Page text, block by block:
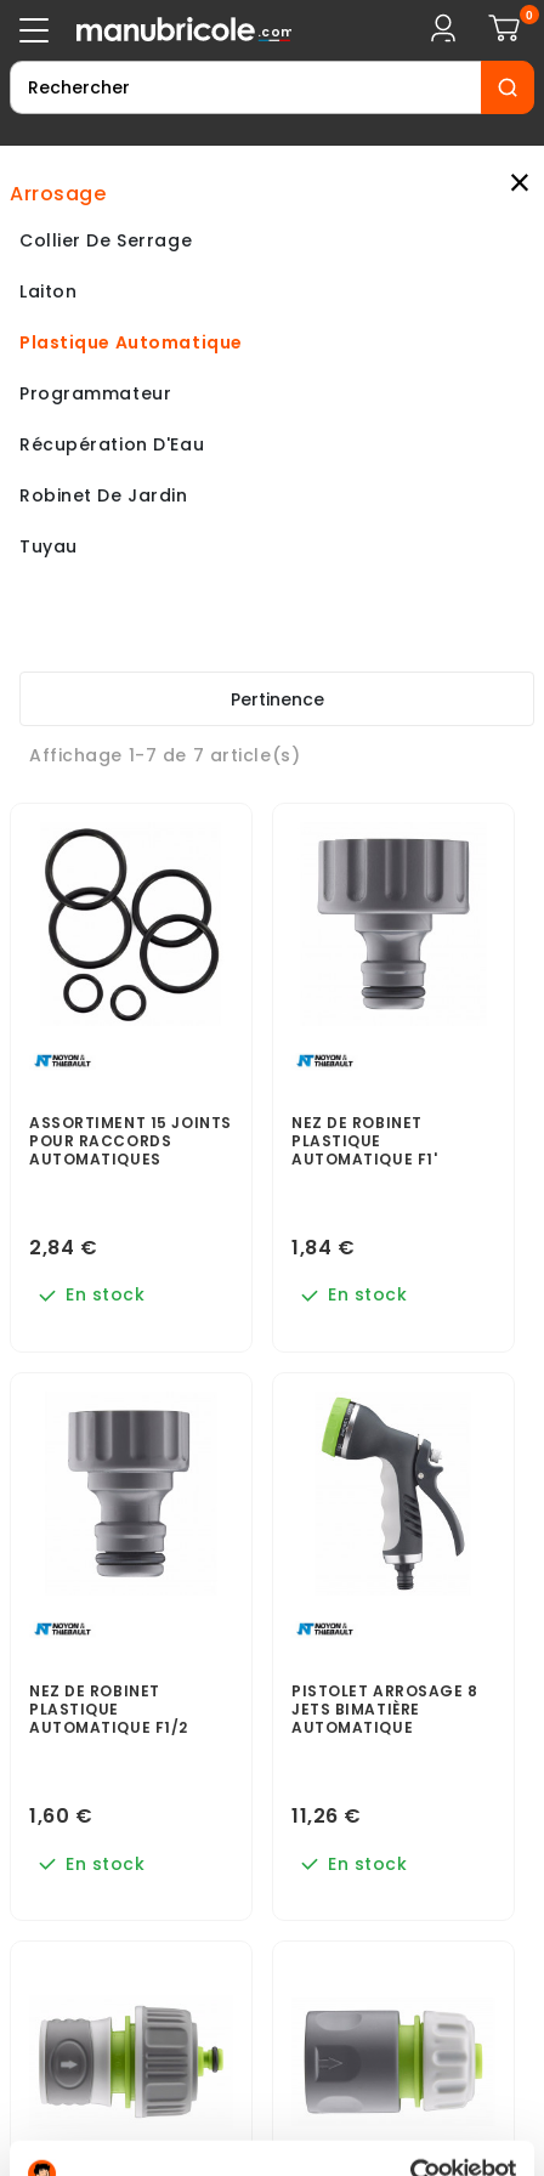
×
arrosage
Collier De Serrage
Laiton
Plastique Automatique
Programmateur
Récupération D'Eau
Robinet De Jardin
Tuyau
Pertinence
Affichage 1-7 de 7 article(s)
ASSORTIMENT 15 JOINTS
POUR RACCORDS
AUTOMATIQUES
2,84 €
En stock
NEZ DE ROBINET
PLASTIQUE
AUTOMATIQUE F1'
1,84 €
En stock
NEZ DE ROBINET
PLASTIQUE
AUTOMATIQUE F1/2
1,60 €
En stock
PISTOLET ARROSAGE 8
JETS BIMATIÈRE
AUTOMATIQUE
11,26 €
En stock
.com
0